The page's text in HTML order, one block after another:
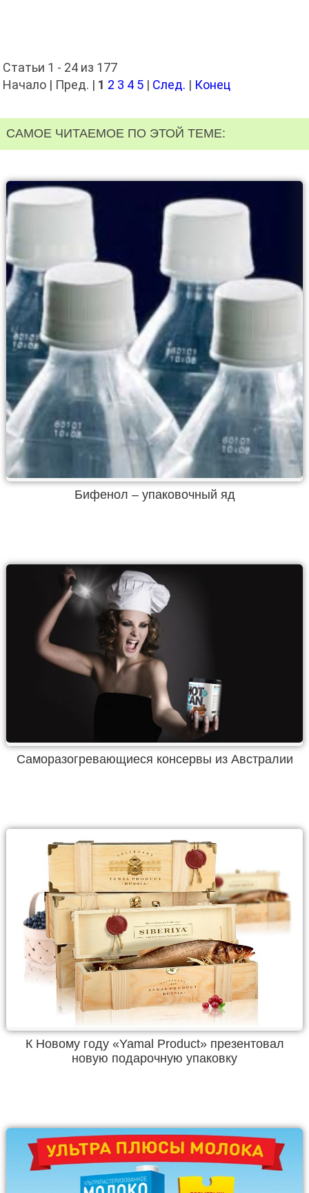
Статьи 1 - 24 из 177
Начало | Пред. | 1 2 3 4 5| След. | Конец
САМОЕ ЧИТАЕМОЕ ПО ЭТОЙ ТЕМЕ:
Бифенол – упаковочный яд
Саморазогревающиеся консервы из Австралии
К Новому году «Yamal Product» презентовал
новую подарочную упаковку